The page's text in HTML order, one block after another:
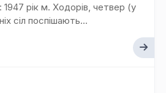
заробітчанська
/
1947 рік м. Ходорів, четвер (у
сіл поспішають...